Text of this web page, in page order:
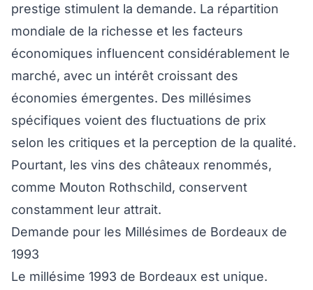
prestige stimulent la demande. La répartition
mondiale de la richesse et les facteurs
économiques influencent considérablement le
marché, avec un intérêt croissant des
économies émergentes. Des millésimes
spécifiques voient des fluctuations de prix
selon les critiques et la perception de la qualité.
Pourtant, les vins des châteaux renommés,
comme Mouton Rothschild, conservent
constamment leur attrait.
Demande pour les Millésimes de Bordeaux de
1993
Le millésime 1993 de Bordeaux est unique.